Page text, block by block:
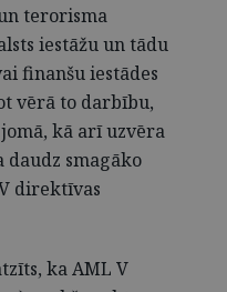
terorisma
iestāžu un tādu
finanšu iestādes
vērā to darbību,
kā arī uzvēra
smagāko
direktīvas
ka AML V